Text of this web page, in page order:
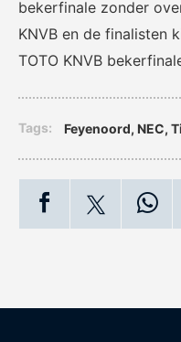
bekerfinale zonder
KNVB en de finalisten
TOTO KNVB
Tags: Feyenoord, NEC,